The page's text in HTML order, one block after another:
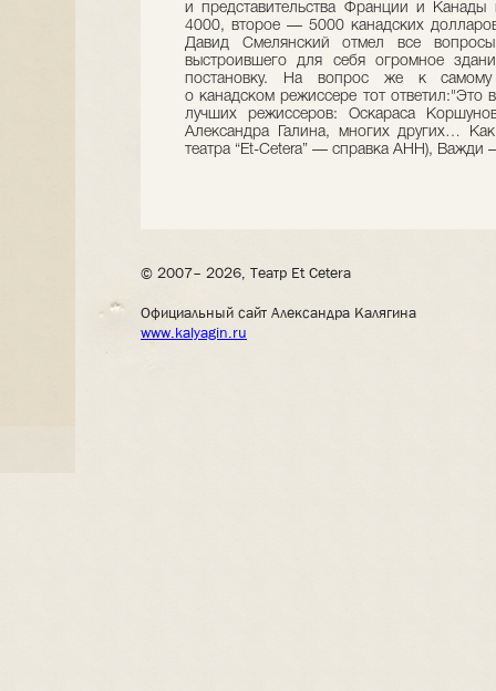
и представительства Франции и
4000, второе — 5000 канадских
Давид Смелянский отмел все
выстроившего для себя огромное
постановку. На вопрос же к самому
о канадском режиссере тот
лучших режиссеров: Оскараса
Александра Галина, многих других…
театра “Et-Cetera” — справка АНН), Важди
© 2007– 2026, Театр Et Cetera
Официальный сайт Александра Калягина
www.kalyagin.ru